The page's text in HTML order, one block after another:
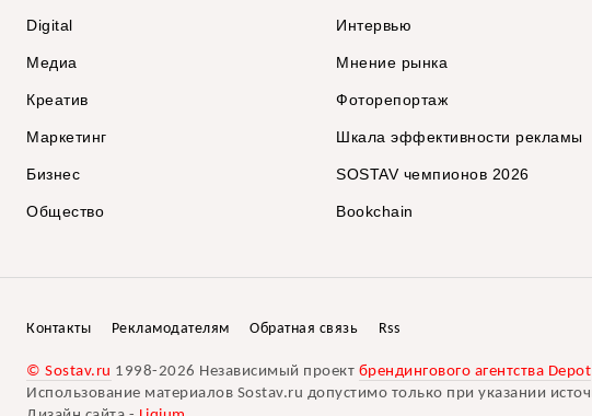
Digital
Медиа
Креатив
Маркетинг
Бизнес
Общество
Интервью
Мнение рынка
Фоторепортаж
Шкала эффективности рекламы
SOSTAV чемпионов 2026
Bookchain
Контакты Рекламодателям Обратная связь Rss
© Sostav.ru 1998-2026 Независимый проект брендингового агентства Depot
Использование материалов Sostav.ru допустимо только при указании